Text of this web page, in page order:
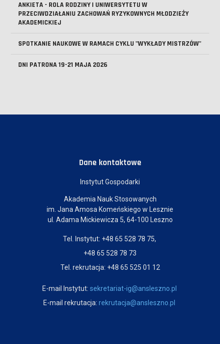
ANKIETA - ROLA RODZINY I UNIWERSYTETU W
PRZECIWDZIAŁANIU ZACHOWAŃ RYZYKOWNYCH MŁODZIEŻY
AKADEMICKIEJ
SPOTKANIE NAUKOWE W RAMACH CYKLU "WYKŁADY MISTRZÓW"
DNI PATRONA 19-21 MAJA 2026
Dane kontaktowe
Instytut Gospodarki
Akademia Nauk Stosowanych
im. Jana Amosa Komeńskiego w Lesznie
ul. Adama Mickiewicza 5, 64-100 Leszno
Tel. Instytut: +48 65 528 78 75,
+48 65 528 78 73
Tel. rekrutacja: +48 65 525 01 12
E-mail Instytut: sekretariat-ig@ansleszno.pl
E-mail rekrutacja: rekrutacja@ansleszno.pl